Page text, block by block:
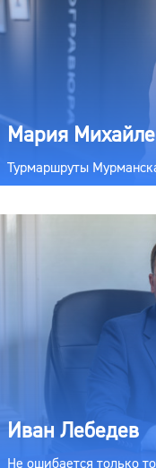
Мария
Турмаршруты
Иван Лебедев
Не ошибается только